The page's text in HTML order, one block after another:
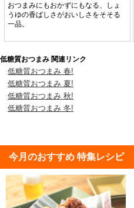
おつまみにもおかずにもなる、しょ
うゆの香ばしさがおいしさをそそる
一品。
低糖質おつまみ 関連リンク
低糖質おつまみ 春!
低糖質おつまみ 夏!
低糖質おつまみ 秋!
低糖質おつまみ 冬!
今月のおすすめ 特集レシピ